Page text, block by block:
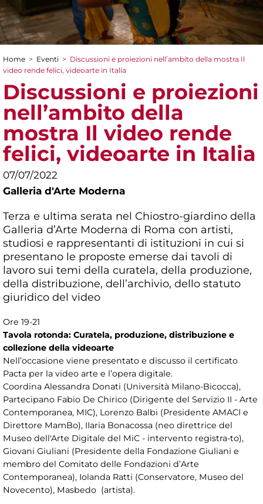
Tu sei qui
Home > Eventi > Discussioni e proiezioni nell’ambito della mostra Il
video rende felici, videoarte in Italia
Discussioni e proiezioni
nell’ambito della
mostra Il video rende
felici, videoarte in Italia
07/07/2022
Galleria d'Arte Moderna
Terza e ultima serata nel Chiostro-giardino della
Galleria d’Arte Moderna di Roma con artisti,
studiosi e rappresentanti di istituzioni in cui si
presentano le proposte emerse dai tavoli di
lavoro sui temi della curatela, della produzione,
della distribuzione, dell’archivio, dello statuto
giuridico del video
Ore 19-21
Tavola rotonda: Curatela, produzione, distribuzione e
collezione della videoarte
Nell’occasione viene presentato e discusso il certificato
Pacta per la video arte e l’opera digitale.
Coordina Alessandra Donati (Università Milano-Bicocca),
Partecipano Fabio De Chirico (Dirigente del Servizio II - Arte
Contemporanea, MIC), Lorenzo Balbi (Presidente AMACI e
Direttore MamBo), IIaria Bonacossa (neo direttrice del
Museo dell'Arte Digitale del MiC - intervento registra-to),
Giovani Giuliani (Presidente della Fondazione Giuliani e
membro del Comitato delle Fondazioni d’Arte
Contemporanea), Iolanda Ratti (Conservatore, Museo del
Novecento), Masbedo (artista).